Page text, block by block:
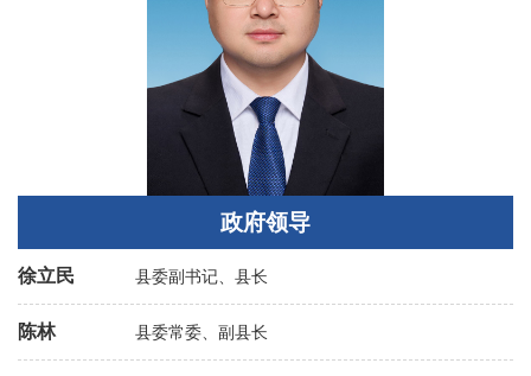
政府领导
徐立民 县委副书记、县长
陈林 县委常委、副县长